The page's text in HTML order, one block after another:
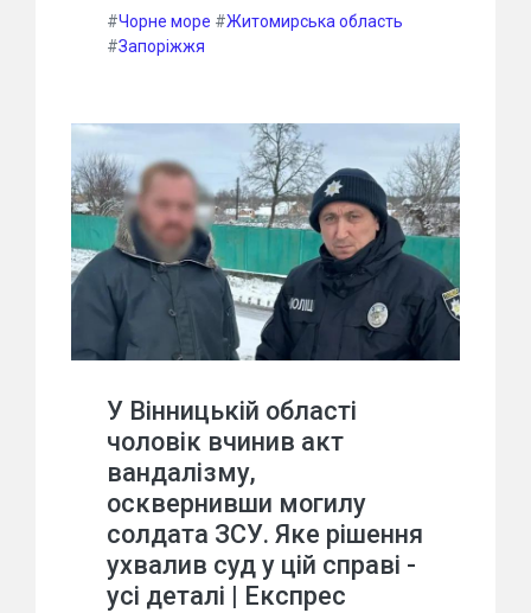
#Чорне море #Житомирська область
#Запоріжжя
У Вінницькій області
чоловік вчинив акт
вандалізму,
осквернивши могилу
солдата ЗСУ. Яке рішення
ухвалив суд у цій справі -
усі деталі | Експрес